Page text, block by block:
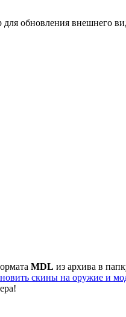
обновления внешнего
MDL из архива в
скины на оружие и